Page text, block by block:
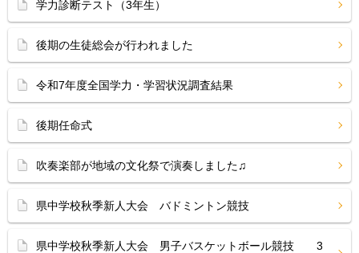
学力診断テスト（3年生）
後期の生徒総会が行われました
令和7年度全国学力・学習状況調査結果
後期任命式
吹奏楽部が地域の文化祭で演奏しました♫
県中学校秋季新人大会 バドミントン競技
県中学校秋季新人大会 男子バスケットボール競技 3